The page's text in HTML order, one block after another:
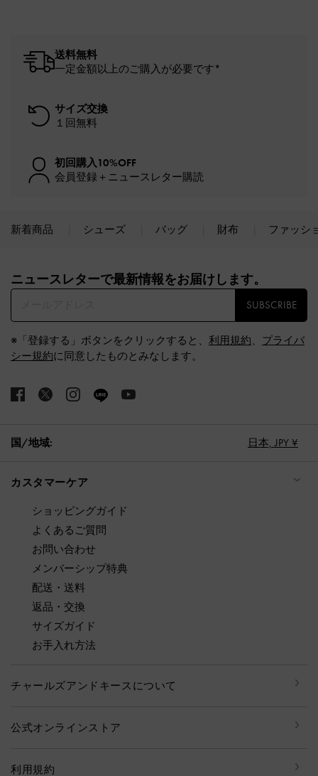
送料無料
一定金額以上のご購入が必要です*
サイズ交換
１回無料
初回購入10%OFF
会員登録＋ニュースレター購読
新着商品 シューズ バッグ 財布 ファッシ
ニュースレターで最新情報をお届けします。​
SUBSCRIBE
※「登録する」ボタンをクリックすると、 利用規約、 プライバ
シー規約に同意したものとみなします。
国/地域: 日本, JPY ¥
カスタマーケア
ショッピングガイド
よくあるご質問
お問い合わせ
メンバーシップ特典
配送・送料
返品・交換
サイズガイド
お手入れ方法
チャールズアンドキースについて
公式オンラインストア
利用規約